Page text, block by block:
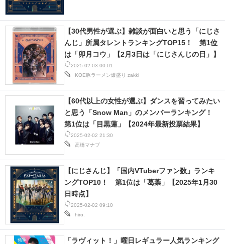
2025-02-03 00:01
KOE豚ラーメン爆盛り zakki
【30代男性が選ぶ】雑談が面白いと思う「にじさ
んじ」所属タレントランキングTOP15！ 第1位
は「卯月コウ」【2月3日は「にじさんじの日」】
2025-02-02 21:30
高橋マナブ
【60代以上の女性が選ぶ】ダンスを習ってみたい
と思う「Snow Man」のメンバーランキング！
第1位は「目黒蓮」【2024年最新投票結果】
2025-02-02 09:10
hiro.
【にじさんじ】「国内VTuberファン数」ランキ
ングTOP10！ 第1位は「葛葉」【2025年1月30
日時点】
「ラヴィット！」曜日レギュラー人気ランキング